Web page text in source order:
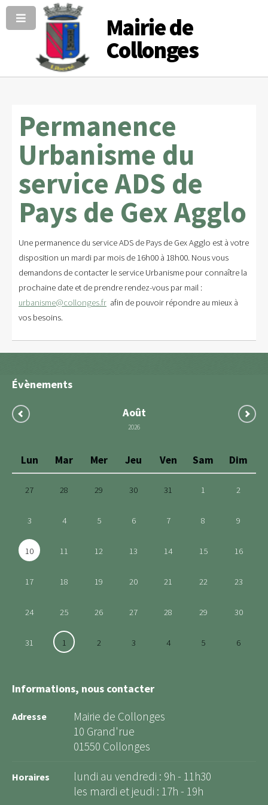
Mairie de
Collonges
Permanence
Urbanisme du
service ADS de
Pays de Gex Agglo
Une permanence du service ADS de Pays de Gex Agglo est à votre
disposition un mardi par mois de 16h00 à 18h00. Nous vous
demandons de contacter le service Urbanisme pour connaître la
prochaine date et de prendre rendez-vous par mail :
urbanisme@collonges.fr afin de pouvoir répondre au mieux à
vos besoins.
Évènements
Août
2026
Lun Mar Mer Jeu Ven Sam Dim
27 28 29 30 31 1 2
3 4 5 6 7 8 9
10 11 12 13 14 15 16
17 18 19 20 21 22 23
24 25 26 27 28 29 30
31 1 2 3 4 5 6
Informations, nous contacter
Adresse
Mairie de Collonges
10 Grand'rue
01550 Collonges
Horaires
lundi au vendredi : 9h - 11h30
les mardi et jeudi : 17h - 19h